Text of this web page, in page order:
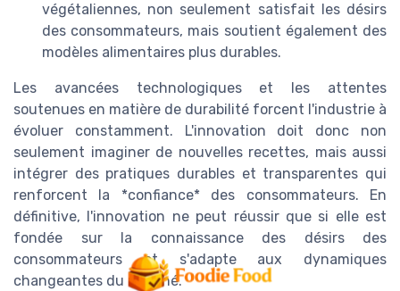
végétaliennes, non seulement satisfait les désirs
des consommateurs, mais soutient également des
modèles alimentaires plus durables.
Les avancées technologiques et les attentes
soutenues en matière de durabilité forcent l'industrie à
évoluer constamment. L'innovation doit donc non
seulement imaginer de nouvelles recettes, mais aussi
intégrer des pratiques durables et transparentes qui
renforcent la *confiance* des consommateurs. En
définitive, l'innovation ne peut réussir que si elle est
fondée sur la connaissance des désirs des
consommateurs et s'adapte aux dynamiques
changeantes du marché.